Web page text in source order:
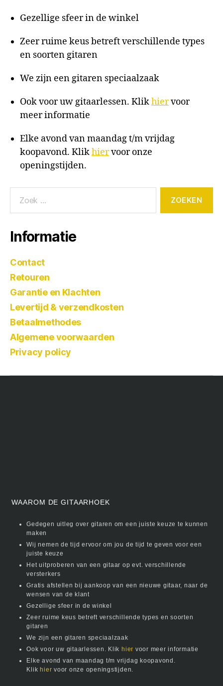
Gezellige sfeer in de winkel
Zeer ruime keus betreft verschillende types
en soorten gitaren
We zijn een gitaren speciaalzaak
Ook voor uw gitaarlessen. Klikhiervoor
meer informatie
Elke avond van maandag t/m vrijdag
koopavond. Klikhiervoor onze
openingstijden.
Informatie
Contact
Retouren
Garantie en Klachten
Levertijd & verzendkosten
Betaalmethodes
Algemene voorwaarden
Privacy policy
WAAROM DE GITAARHOEK
Gedegen uitleg over gitaren om een juiste keuze te kunnen
maken
Wij nemen de tijd ervoor om jou de tijd te geven voor een
juiste keuze
Het uitproberen van een gitaar op evt. verschillende
versterkers
Gratis afstellen bij aankoop van een nieuwe gitaar, naar de
wensen van de klant
Gezellige sfeer in de winkel
Zeer ruime keus betreft verschillende types en soorten
gitaren
We zijn een gitaren speciaalzaak
Ook voor uw gitaarlessen. Klik hier voor meer informatie
Elke avond van maandag t/m vrijdag koopavond.
Klik hier voor onze openingstijden.